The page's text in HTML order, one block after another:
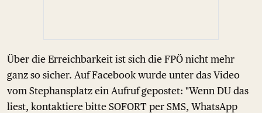
Über die Erreichbarkeit ist sich die FPÖ nicht mehr
ganz so sicher. Auf Facebook wurde unter das Video
vom Stephansplatz ein Aufruf gepostet: "Wenn DU das
liest, kontaktiere bitte SOFORT per SMS, WhatsApp